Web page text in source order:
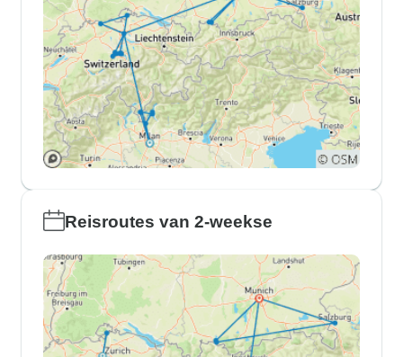
Reisroutes van 2-weekse